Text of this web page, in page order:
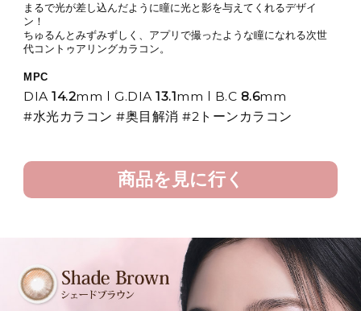
まるで光が差し込んだように瞳に光と影を与えてくれるデザイ
ン！
ちゅるんとみずみずしく、アプリで撮ったような瞳になれる次世
代コントゥアリングカラコン。
MPC
DIA14.2mm G.DIA13.1mm B.C 8.6mm
#水光カラコン #奥目解消 #2トーンカラコン
商品を見に行く